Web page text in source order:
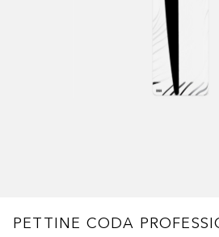
PETTINE CODA